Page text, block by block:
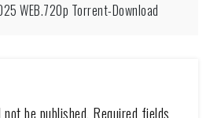
WEB.720p Torrent-Download
be published. Required fields